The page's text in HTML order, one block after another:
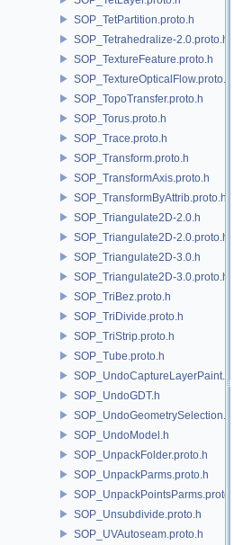
SOP_TetPartition.proto.h
SOP_Tetrahedralize-2.0.proto.h
SOP_TextureFeature.proto.h
SOP_TextureOpticalFlow.proto.h
SOP_TopoTransfer.proto.h
SOP_Torus.proto.h
SOP_Trace.proto.h
SOP_Transform.proto.h
SOP_TransformAxis.proto.h
SOP_TransformByAttrib.proto.h
SOP_Triangulate2D-2.0.h
SOP_Triangulate2D-2.0.proto.h
SOP_Triangulate2D-3.0.h
SOP_Triangulate2D-3.0.proto.h
SOP_TriBez.proto.h
SOP_TriDivide.proto.h
SOP_TriStrip.proto.h
SOP_Tube.proto.h
SOP_UndoCaptureLayerPaint.h
SOP_UndoGDT.h
SOP_UndoGeometrySelection.h
SOP_UndoModel.h
SOP_UnpackFolder.proto.h
SOP_UnpackParms.proto.h
SOP_UnpackPointsParms.proto.h
SOP_Unsubdivide.proto.h
SOP_UVAutoseam.proto.h